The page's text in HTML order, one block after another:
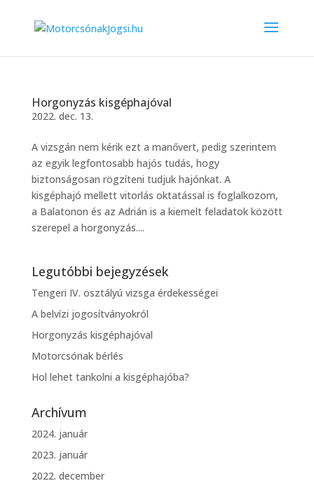
Horgonyzás kisgéphajóval
2022. dec. 13.
A vizsgán nem kérik ezt a manővert, pedig szerintem
az egyik legfontosabb hajós tudás, hogy
biztonságosan rögzíteni tudjuk hajónkat. A
kisgéphajó mellett vitorlás oktatással is foglalkozom,
a Balatonon és az Adrián is a kiemelt feladatok között
szerepel a horgonyzás....
Legutóbbi bejegyzések
Tengeri IV. osztályú vizsga érdekességei
A belvízi jogosítványokról
Horgonyzás kisgéphajóval
Motorcsónak bérlés
Hol lehet tankolni a kisgéphajóba?
Archívum
2024. január
2023. január
2022. december